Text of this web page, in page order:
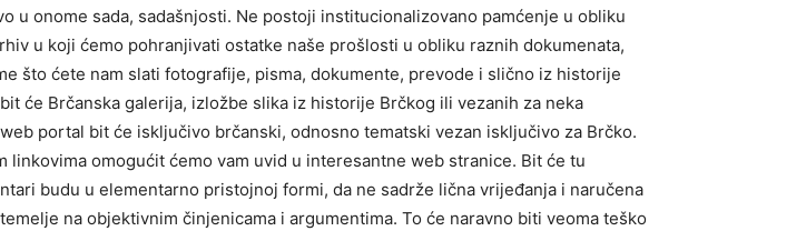
u onome sada, sadašnjosti. Ne postoji institucionalizovano pamćenje u obliku
u koji ćemo pohranjivati ostatke naše prošlosti u obliku raznih dokumenata,
što ćete nam slati fotografije, pisma, dokumente, prevode i slično iz historije
će Brčanska galerija, izložbe slika iz historije Brčkog ili vezanih za neka
portal bit će isključivo brčanski, odnosno tematski vezan isključivo za Brčko.
omogućit ćemo vam uvid u interesantne web stranice. Bit će tu
budu u elementarno pristojnoj formi, da ne sadrže lična vrijeđanja i naručena
na objektivnim činjenicama i argumentima. To će naravno biti veoma teško